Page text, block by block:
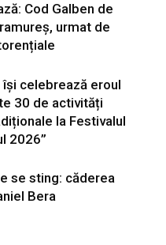
Cod Galben de
urmat de
își celebrează eroul
30 de activități
la Festivalul
2026”
se sting: căderea
Bera